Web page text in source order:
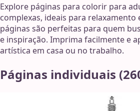
Explore páginas para colorir para
complexas, ideais para relaxamento
páginas são perfeitas para quem
e inspiração. Imprima facilmente e
artística em casa ou no trabalho.
Páginas individuais (